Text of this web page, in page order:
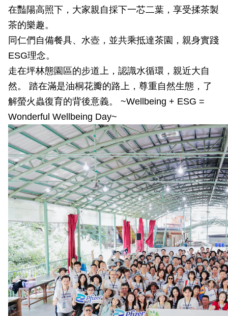
在豔陽高照下，大家親自採下一芯二葉，享受揉茶製
茶的樂趣。
同仁們自備餐具、水壺，並共乘抵達茶園，親身實踐
ESG理念。
走在坪林態園區的步道上，認識水循環，親近大自
然。 踏在滿是油桐花瓣的路上，尊重自然生態，了
解螢火蟲復育的背後意義。 ~Wellbeing + ESG =
Wonderful Wellbeing Day~